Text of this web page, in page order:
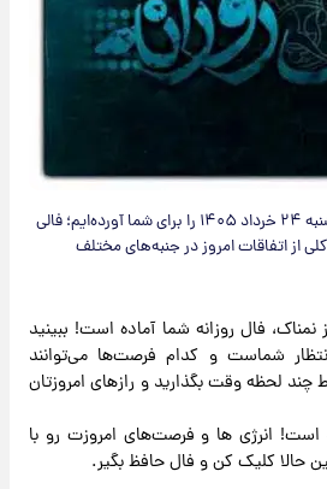
در این نوشته، فال روزانه یکشنبه ۲۴ خرداد ۱۴۰۵ را برای شما آورده‌ایم؛ فالی
از اتفاقات امروز در جنبه‌های مختلف
نمناک، فال روزانه شما آماده است! ببینید
شماست و کدام فرصت‌ها می‌توانند
چند لحظه وقت بگذارید و رازهای امروزتان
است! انرژی‌ ها و فرصت‌های امروزت رو با
کلیک کن و فال حافظ بگیر.